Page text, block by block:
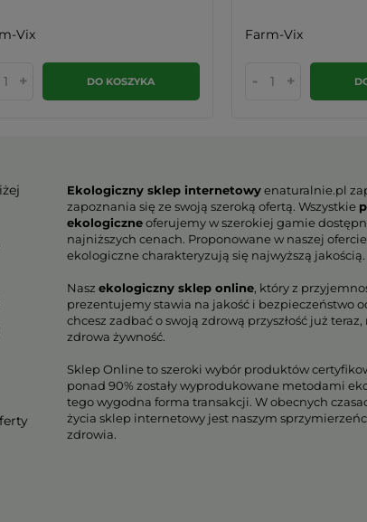
Vix
+ DO KOSZYKA
Farm-Vix
- +
Ekologiczny sklep internetowyenaturalnie.pl
zapoznania się ze swoją szeroką ofertą. Wszystkie
ekologiczneoferujemy w szerokiej gamie
najniższych cenach. Proponowane w naszej
ekologiczne charakteryzują się najwyższą jakością.
Naszekologiczny sklep online, który z
prezentujemy stawia na jakość i bezpieczeństwo
chcesz zadbać o swoją zdrową przyszłość już
zdrowa żywność.
Sklep Online to szeroki wybór produktów
ponad 90% zostały wyprodukowane metodami
tego wygodna forma transakcji. W obecnych
życia sklep internetowy jest naszym
zdrowia.